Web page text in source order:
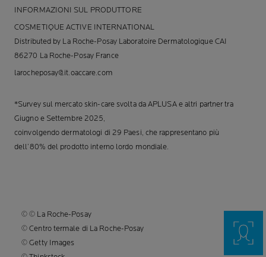
INFORMAZIONI SUL PRODUTTORE
COSMETIQUE ACTIVE INTERNATIONAL
Distributed by La Roche-Posay Laboratoire Dermatologique CAI
86270 La Roche-Posay France
larocheposay@it.oaccare.com
*Survey sul mercato skin-care svolta da APLUSA e altri partner tra
Giugno e Settembre 2025,
coinvolgendo dermatologi di 29 Paesi, che rappresentano più
dell’80% del prodotto interno lordo mondiale.
© © La Roche-Posay
© Centro termale di La Roche-Posay
© Getty Images